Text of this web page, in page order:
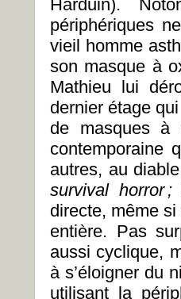
Harduin).
périphériques
vieil homme
son masque à
Mathieu lui
dernier étage
de masques à
contemporaine
autres, au
survival horror ;
directe, même si
entière. Pas
aussi cyclique,
à s’éloigner du
utilisant la